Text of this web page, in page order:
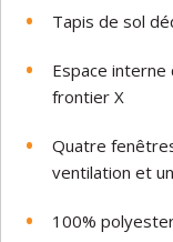
Tapis de sol
Espace
frontier X
Quatre
ventilation et
100%